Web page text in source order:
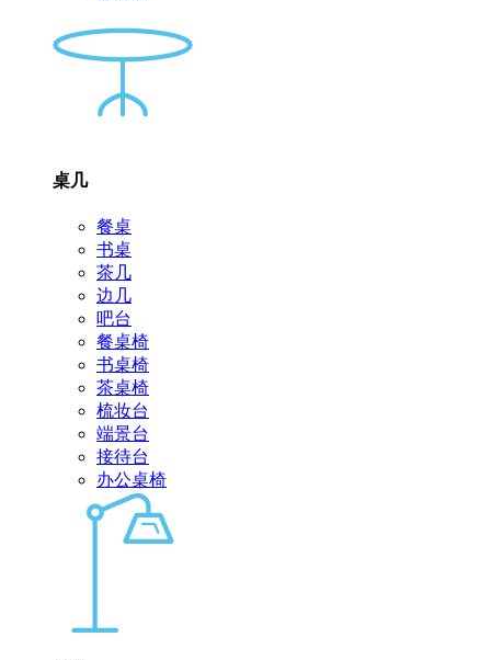
桌几
餐桌
书桌
茶几
边几
吧台
餐桌椅
书桌椅
茶桌椅
梳妆台
端景台
接待台
办公桌椅